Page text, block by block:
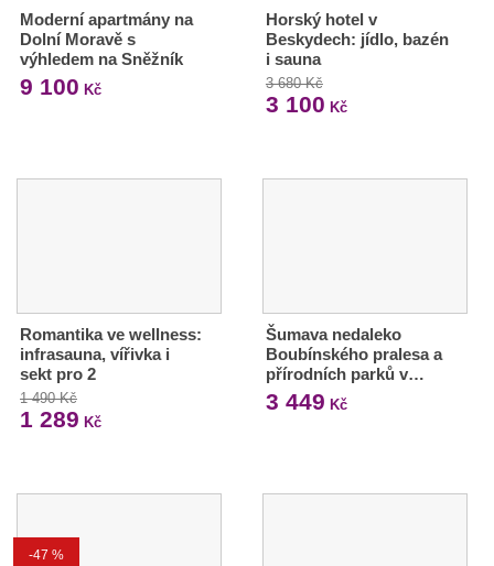
Moderní apartmány na
Dolní Moravě s
výhledem na Sněžník
9 100 Kč
Horský hotel v
Beskydech: jídlo, bazén
i sauna
3 680 Kč
3 100 Kč
Romantika ve wellness:
infrasauna, vířivka i
sekt pro 2
1 490 Kč
1 289 Kč
Šumava nedaleko
Boubínského pralesa a
přírodních parků v…
3 449 Kč
-47 %